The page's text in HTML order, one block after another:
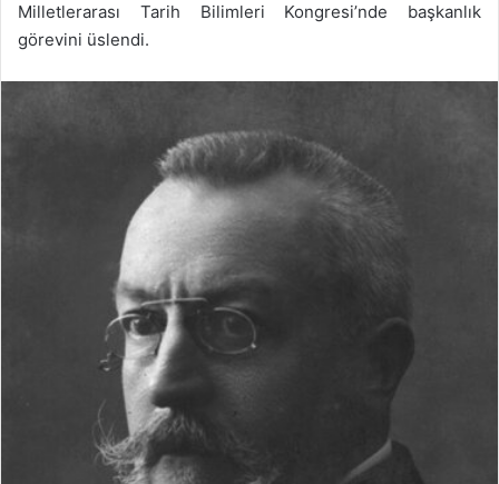
Milletlerarası Tarih Bilimleri Kongresi’nde başkanlık
görevini üslendi.